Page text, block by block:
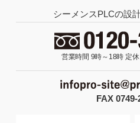
シーメンスPLCの設
営業時間 9時～18時 定
FAX 0749-